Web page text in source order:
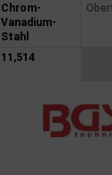
Chrom-
Vanadium-
Stahl
11,514